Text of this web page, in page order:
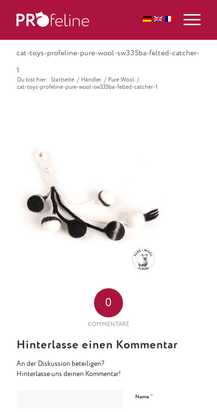
cat-toys-profeline-pure-wool-sw335ba-felted-catcher-
1
Du bist hier: Startseite / Händler / Pure Wool /
cat-toys-profeline-pure-wool-sw335ba-felted-catcher-1
0
KOMMENTARE
Hinterlasse einen Kommentar
An der Diskussion beteiligen?
Hinterlasse uns deinen Kommentar!
Name *